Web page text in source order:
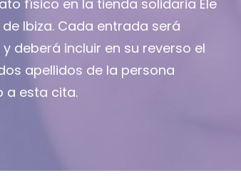
físico en la tienda solidaria Ele
Ibiza. Cada entrada será
deberá incluir en su reverso el
apellidos de la persona
a esta cita.